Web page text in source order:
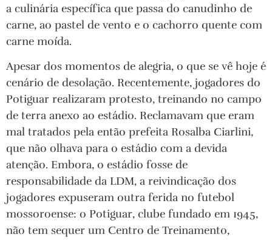
a culinária específica que passa do canudinho de
carne, ao pastel de vento e o cachorro quente com
carne moída.
Apesar dos momentos de alegria, o que se vê hoje é
cenário de desolação. Recentemente, jogadores do
Potiguar realizaram protesto, treinando no campo
de terra anexo ao estádio. Reclamavam que eram
mal tratados pela então prefeita Rosalba Ciarlini,
que não olhava para o estádio com a devida
atenção. Embora, o estádio fosse de
responsabilidade da LDM, a reivindicação dos
jogadores expuseram outra ferida no futebol
mossoroense: o Potiguar, clube fundado em 1945,
não tem sequer um Centro de Treinamento,